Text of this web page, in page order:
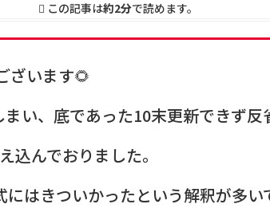
この記事は約2分で読めます。
ざいます🌻
い、底であった10末更新できず反
込んでおりました。
はきついかったという解釈が多い